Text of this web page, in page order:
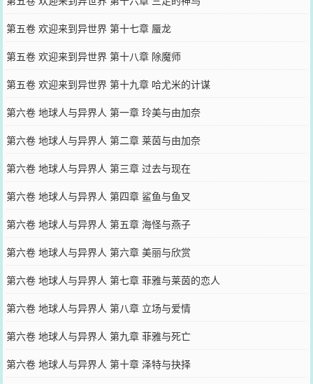
第五卷 欢迎来到异世界 第十七章 蜃龙
第五卷 欢迎来到异世界 第十八章 除魔师
第五卷 欢迎来到异世界 第十九章 哈尤米的计谋
第六卷 地球人与异界人 第一章 玲美与由加奈
第六卷 地球人与异界人 第二章 莱茵与由加奈
第六卷 地球人与异界人 第三章 过去与现在
第六卷 地球人与异界人 第四章 鲨鱼与鱼叉
第六卷 地球人与异界人 第五章 海怪与燕子
第六卷 地球人与异界人 第六章 美丽与欣赏
第六卷 地球人与异界人 第七章 菲雅与莱茵的恋人
第六卷 地球人与异界人 第八章 立场与爱情
第六卷 地球人与异界人 第九章 菲雅与死亡
第六卷 地球人与异界人 第十章 泽特与抉择